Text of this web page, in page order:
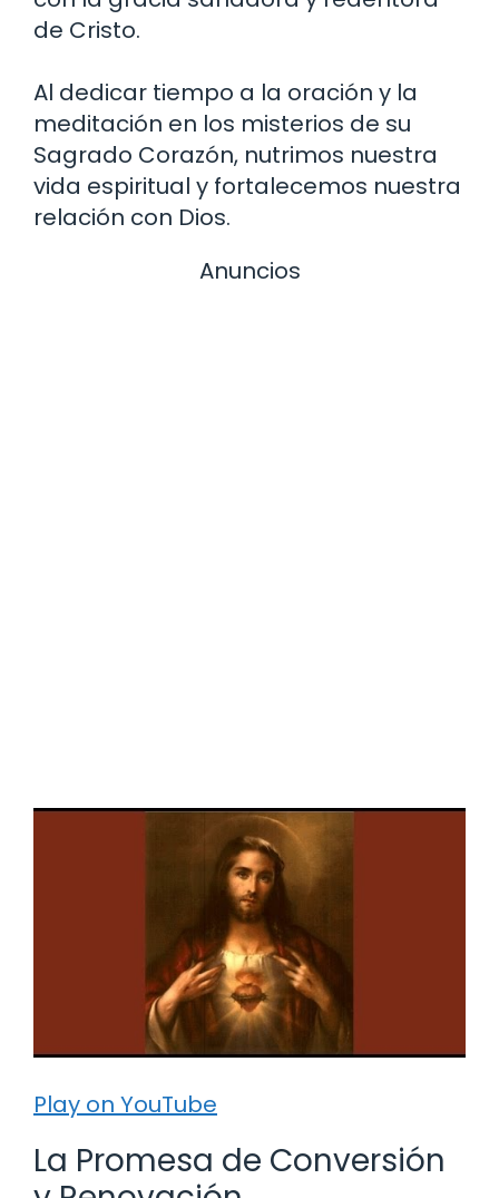
de Cristo.
Al dedicar tiempo a la oración y la
meditación en los misterios de su
Sagrado Corazón, nutrimos nuestra
vida espiritual y fortalecemos nuestra
relación con Dios.
Anuncios
Play on YouTube
La Promesa de Conversión